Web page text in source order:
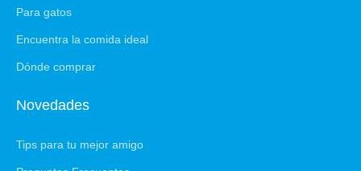
Para gatos
Encuentra la comida ideal
Dónde comprar
Novedades
Tips para tu mejor amigo